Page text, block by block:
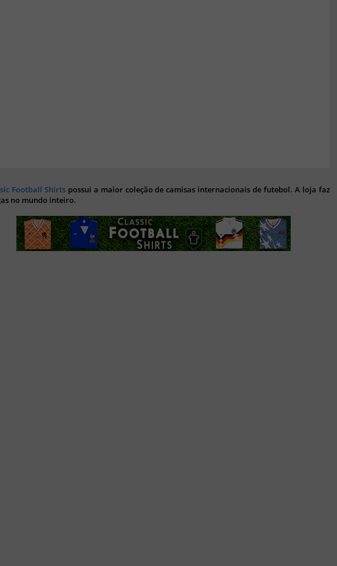
Football Shirts possui a maior coleção de camisas internacionais de futebol. A loja faz
no mundo inteiro.